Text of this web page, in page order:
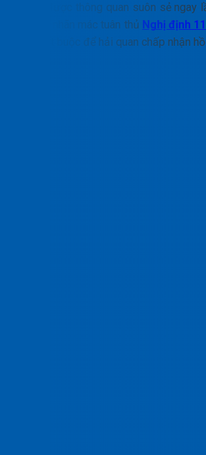
được thông quan suôn sẻ ngay
ra, việc nhãn mác tuân thủ Nghị định
kiện bắt buộc để hải quan chấp nhận